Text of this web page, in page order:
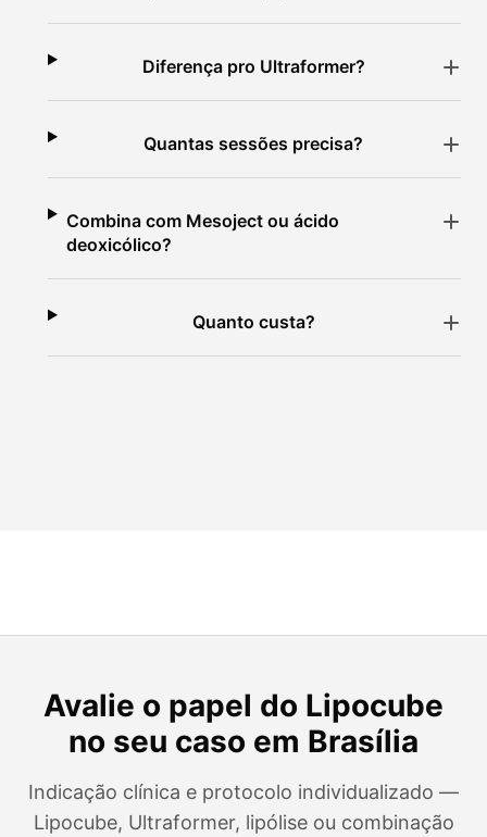
Diferença pro Ultraformer?
Quantas sessões precisa?
Combina com Mesoject ou ácido
deoxicólico?
Quanto custa?
Avalie o papel do Lipocube
no seu caso em Brasília
Indicação clínica e protocolo individualizado —
Lipocube, Ultraformer, lipólise ou combinação